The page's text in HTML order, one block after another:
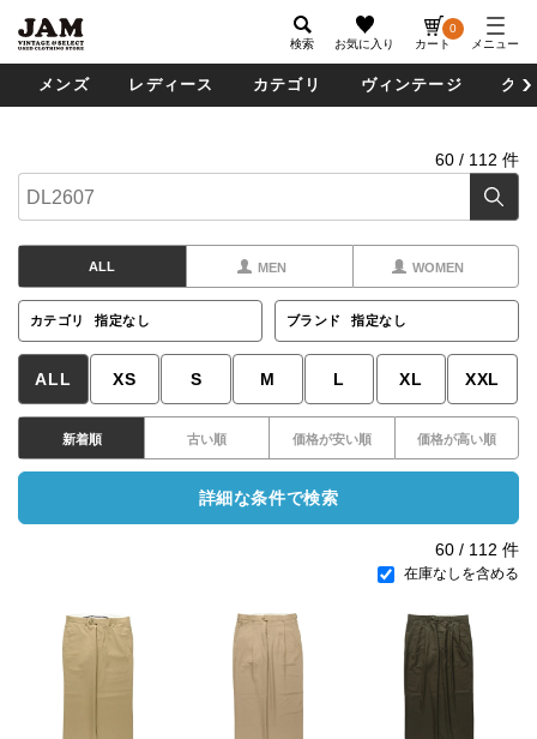
検索 お気に入り カート
0
メニュー
メンズ レディース カテゴリ ヴィンテージ グ
60 / 112 件
ALL MEN WOMEN
カテゴリ 指定なし ブランド 指定なし
ALL XS S M L XL XXL
新着順 古い順 価格が安い順 価格が高い順
詳細な条件で検索
60 / 112 件
在庫なしを含める